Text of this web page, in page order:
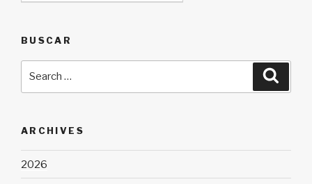
BUSCAR
ARCHIVES
2026